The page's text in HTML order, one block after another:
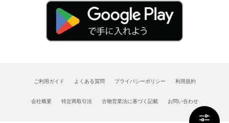
ご利用ガイド よくある質問 プライバシーポリシー 利用規約
会社概要 特定商取引法 古物営業法に基づく記載 お問い合わせ